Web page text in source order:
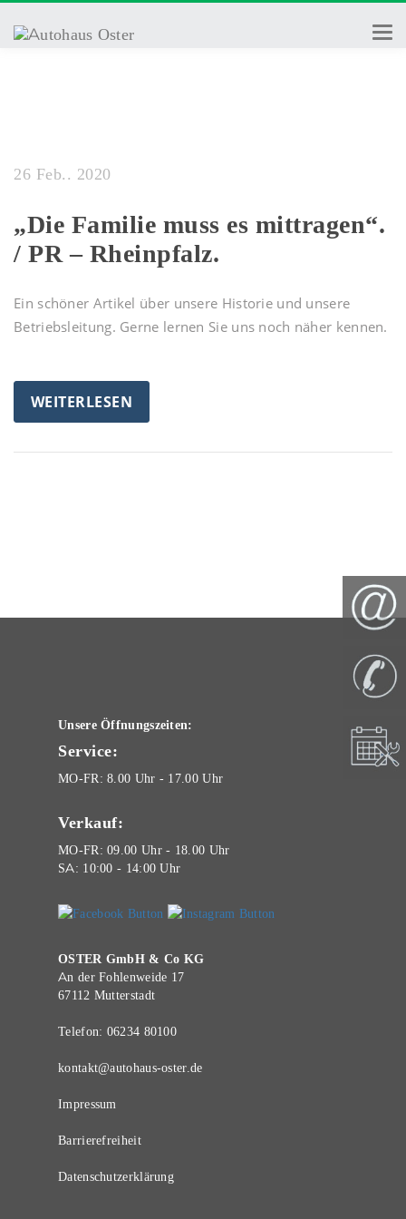
26 Feb.. 2020
„Die Familie muss es mittragen“.
/ PR – Rheinpfalz.
Ein schöner Artikel über unsere Historie und unsere
Betriebsleitung. Gerne lernen Sie uns noch näher kennen.
WEITERLESEN
Unsere Öffnungszeiten:
Service:
MO-FR: 8.00 Uhr - 17.00 Uhr
Verkauf:
MO-FR: 09.00 Uhr - 18.00 Uhr
SA: 10:00 - 14:00 Uhr
OSTER GmbH & Co KG
An der Fohlenweide 17
67112 Mutterstadt
Telefon: 06234 80100
kontakt@autohaus-oster.de
Impressum
Barrierefreiheit
Datenschutzerklärung